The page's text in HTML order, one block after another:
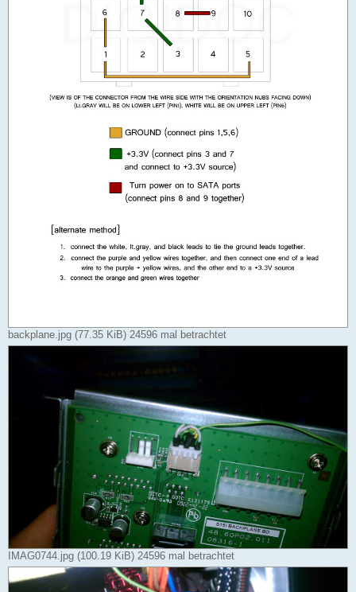
backplane.jpg (77.35 KiB) 24596 mal betrachtet
IMAG0744.jpg (100.19 KiB) 24596 mal betrachtet